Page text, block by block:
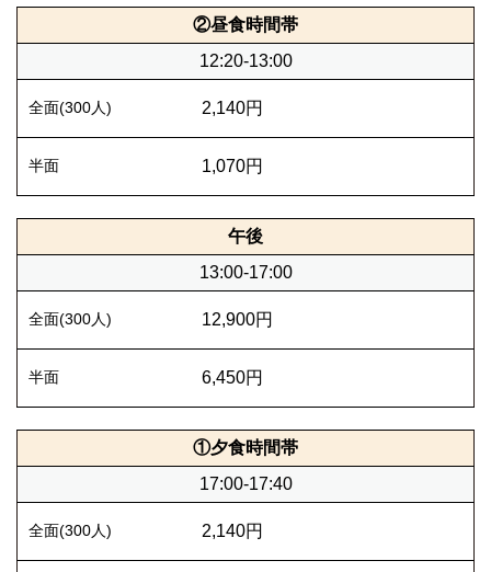
②昼食時間帯
12:20-13:00
2,140円
1,070円
午後
13:00-17:00
12,900円
6,450円
①夕食時間帯
17:00-17:40
2,140円